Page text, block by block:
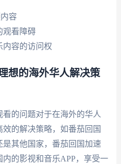
容
观看障碍
内容的访问权
想的海外华人解决策
的问题对于在海外的华人
的解决策略，如番茄回国
其他国家，番茄回国加速
的影视和音乐APP，享受一